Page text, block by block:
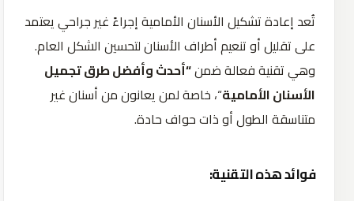
تُعد إعادة تشكيل الأسنان الأمامية إجراءً غير جراحي يعتمد
على تقليل أو تنعيم أطراف الأسنان لتحسين الشكل العام.
وهي تقنية فعالة ضمن“أحدث وأفضل طرق تجميل
الأسنان الأمامية“، خاصة لمن يعانون من أسنان غير
متناسقة الطول أو ذات حواف حادة.
فوائد هذه التقنية: